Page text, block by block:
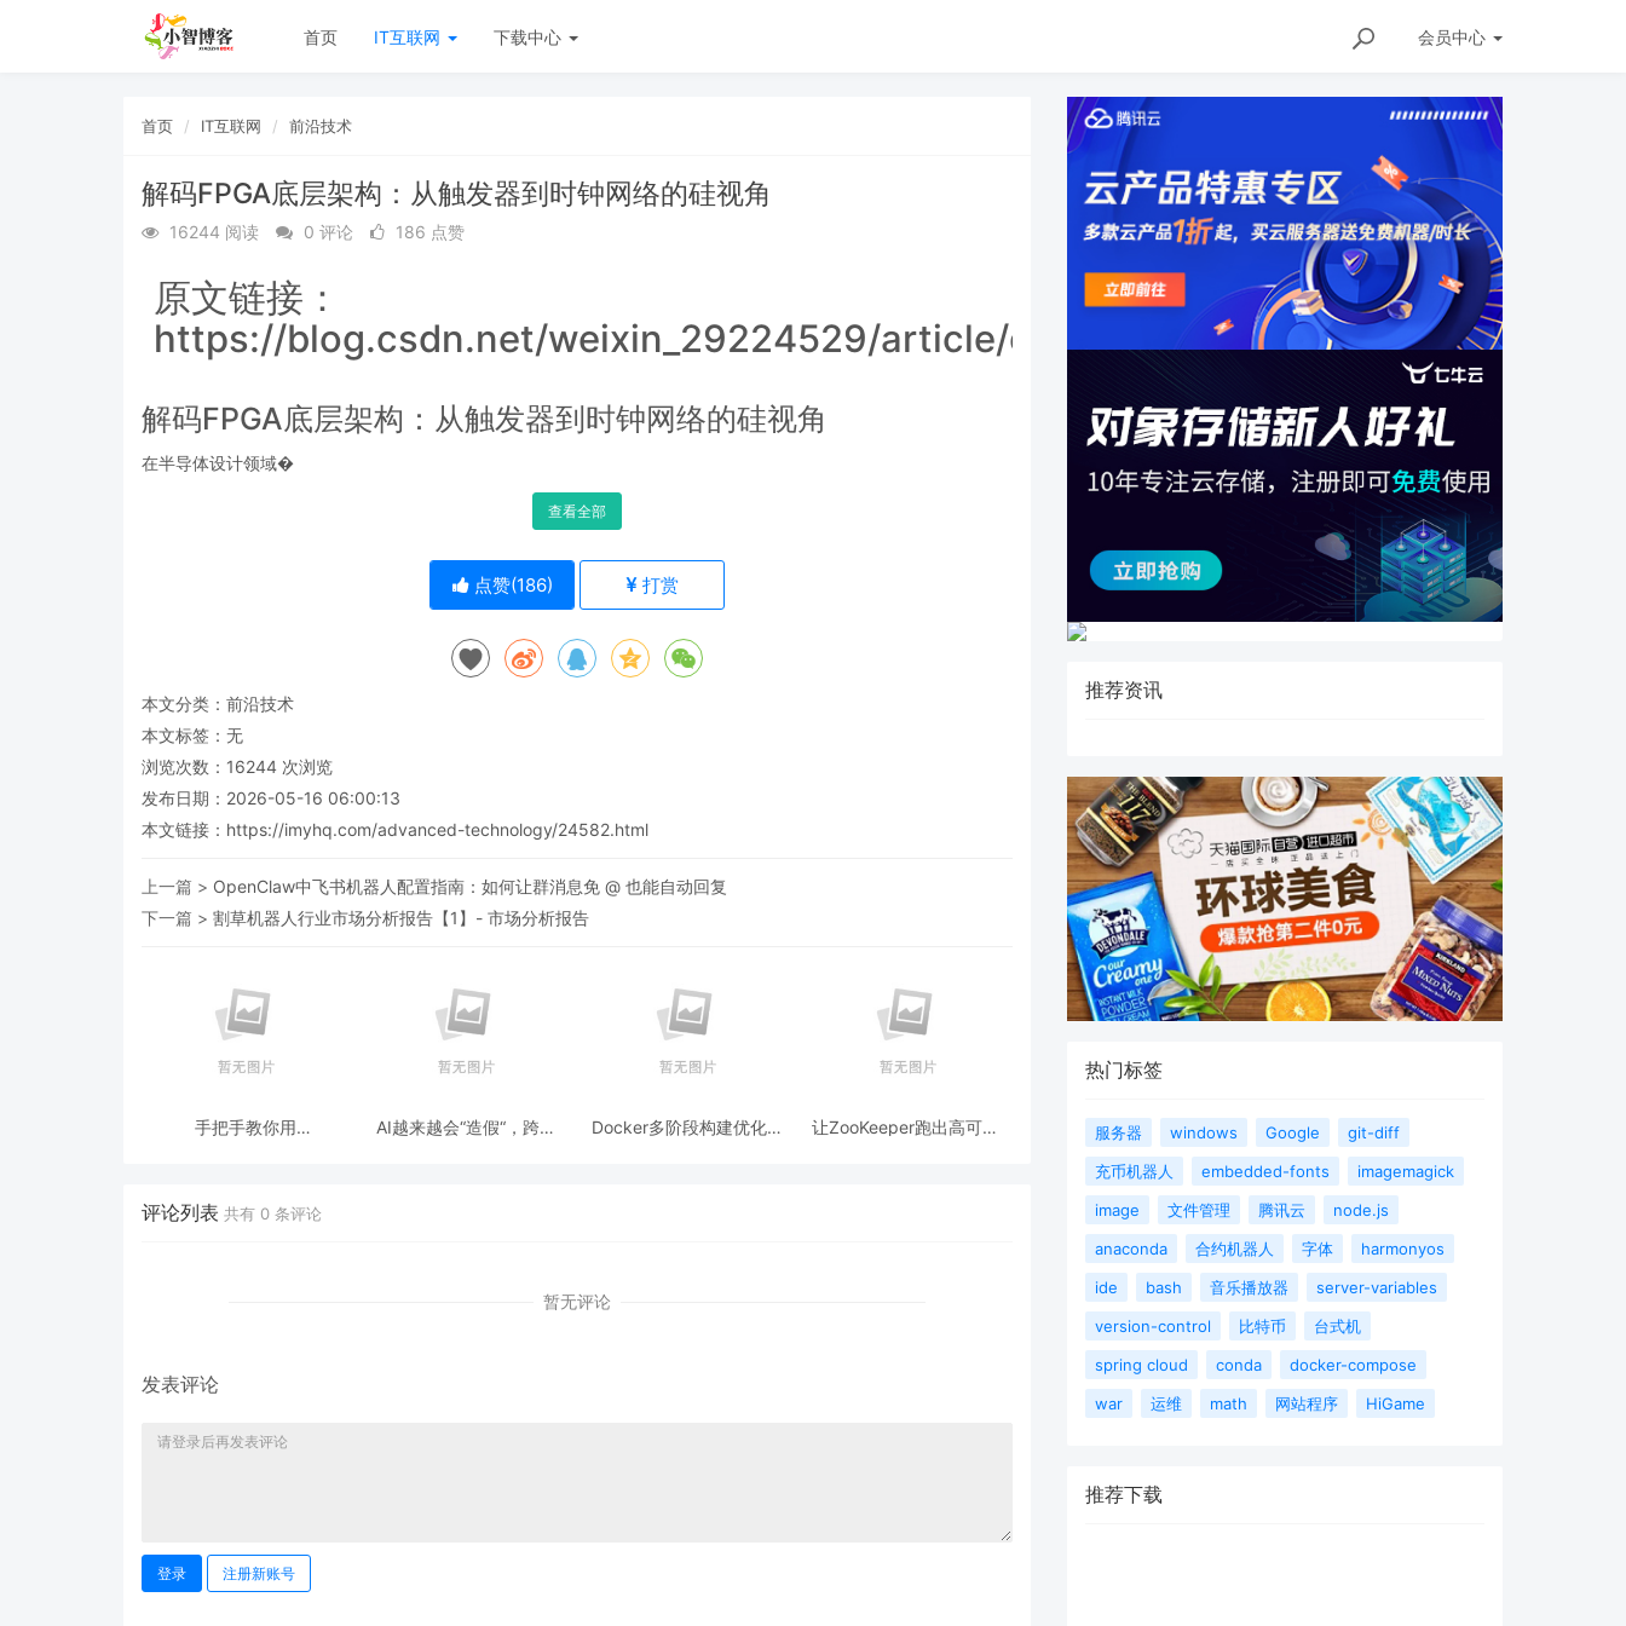
首页 IT互联网 下载中心 会员中心
首页 IT互联网 前沿技术
解码FPGA底层架构：从触发器到时钟网络的硅视角
16244 阅读 0 评论 186 点赞
原文链接：
https://blog.csdn.net/weixin_29224529/article/details/157306229
解码FPGA底层架构：从触发器到时钟网络的硅视角
在半导体设计领域�
查看全部
点赞(186) 打赏
本文分类： 前沿技术
本文标签：无
浏览次数： 16244 次浏览
发布日期：2026-05-16 06:00:13
本文链接： https://imyhq.com/advanced-technology/24582.html
上一篇 > OpenClaw中飞书机器人配置指南：如何让群消息免 @ 也能自动回复
下一篇 > 割草机器人行业市场分析报告【1】- 市场分析报告
手把手教你用
AI越来越会“造假“，跨模
Docker多阶段构建优化：
让ZooKeeper跑出高可用:
评论列表 共有 0 条评论
暂无评论
发表评论
登录 注册新账号
推荐资讯
热门标签
服务器 windows Google
git-diff
充币机器人
embedded-fonts
imagemagick
image
文件管理 腾讯云
node.js
anaconda
合约机器人 字体
harmonyos
ide
bash 音乐播放器
server-variables
version-control
比特币
台式机
spring cloud
conda
docker-compose
war
运维 math 网站程序 HiGame
推荐下载